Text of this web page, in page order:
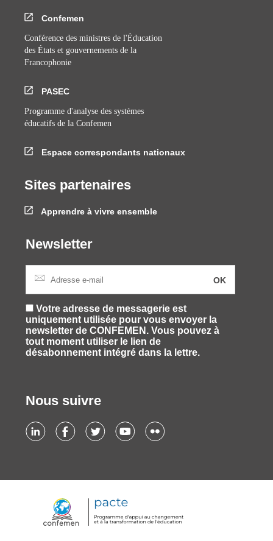
Confemen
Conférence des ministres de l'Éducation
des États et gouvernements de la
Francophonie
PASEC
Programme d'analyse des systèmes
éducatifs de la Confemen
Espace correspondants nationaux
Sites partenaires
Apprendre à vivre ensemble
Newsletter
Votre adresse de messagerie est
uniquement utilisée pour vous envoyer la
newsletter de CONFEMEN. Vous pouvez à
tout moment utiliser le lien de
désabonnement intégré dans la lettre.
Nous suivre